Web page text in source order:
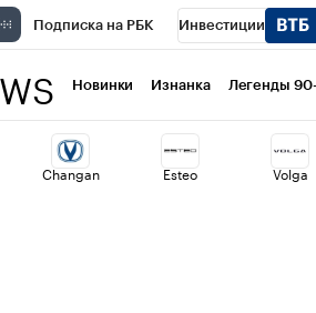
Подписка на РБК Инвестиции
Национальные проекты Город
Кредитные рейтинги Франшизы
Новинки Изнанка Легенды
Changan Esteo Volga